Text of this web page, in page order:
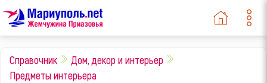
Справочник
Дом, декор и интерьер
Предметы интерьера